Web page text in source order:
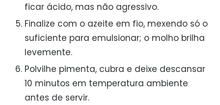
ficar ácido, mas não agressivo.
Finalize com o azeite em fio, mexendo só o
suficiente para emulsionar; o molho brilha
levemente.
Polvilhe pimenta, cubra e deixe descansar
10 minutos em temperatura ambiente
antes de servir.